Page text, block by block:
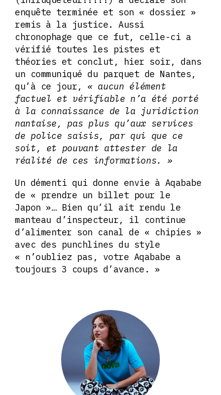
enquête terminée et son « dossier »
remis à la justice. Aussi
chronophage que ce fut, celle-ci a
vérifié toutes les pistes et
théories et conclut, hier soir, dans
un communiqué du parquet de Nantes,
qu’à ce jour,
« aucun élément
factuel et vérifiable n’a été porté
à la connaissance de la juridiction
nantaise, pas plus qu’aux services
de police saisis, par qui que ce
soit, et pouvant attester de la
réalité de ces informations. »
Un démenti qui donne envie à Aqababe
de « prendre un billet pour le
Japon »… Bien qu’il ait rendu le
manteau d’inspecteur, il continue
d’alimenter son canal de « chipies »
avec des punchlines du style
« n’oubliez pas, votre Aqababe a
toujours 3 coups d’avance. »